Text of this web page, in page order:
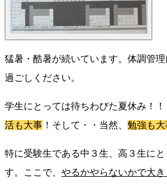
猛暑・酷暑が続いています。体調管
過ごしください。
学生にとっては待ちわびた夏休み！
活も大事 ！そして・・当然、 勉強も大
特に受験生である中３生、高３生にと
す。ここで、 やるかやらないかで大